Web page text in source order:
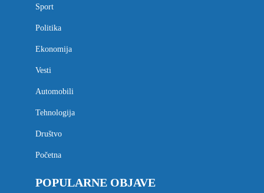
Sport
Politika
Ekonomija
Vesti
Automobili
Tehnologija
Društvo
Početna
POPULARNE OBJAVE